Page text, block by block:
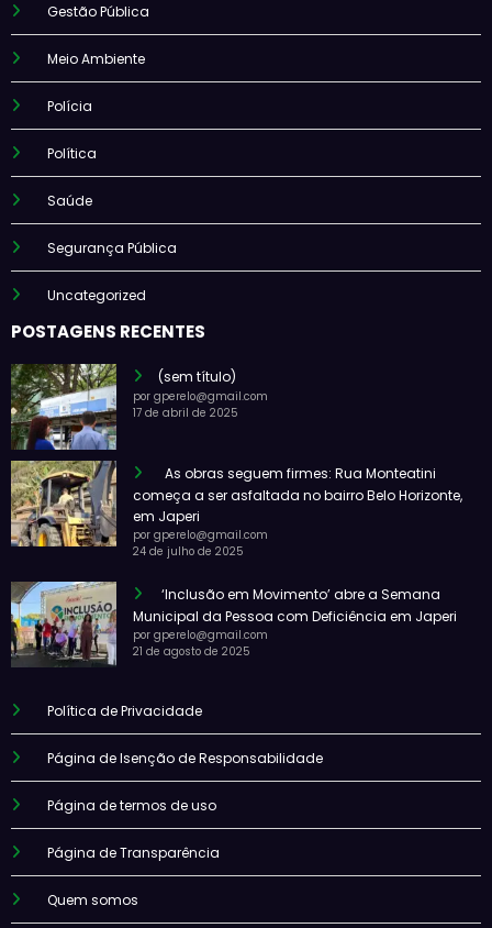
Gestão Pública
Meio Ambiente
Polícia
Política
Saúde
Segurança Pública
Uncategorized
POSTAGENS RECENTES
(sem título)
por gperelo@gmail.com
17 de abril de 2025
As obras seguem firmes: Rua Monteatini
começa a ser asfaltada no bairro Belo Horizonte,
em Japeri
por gperelo@gmail.com
24 de julho de 2025
‘Inclusão em Movimento’ abre a Semana
Municipal da Pessoa com Deficiência em Japeri
por gperelo@gmail.com
21 de agosto de 2025
Política de Privacidade
Página de Isenção de Responsabilidade
Página de termos de uso
Página de Transparência
Quem somos